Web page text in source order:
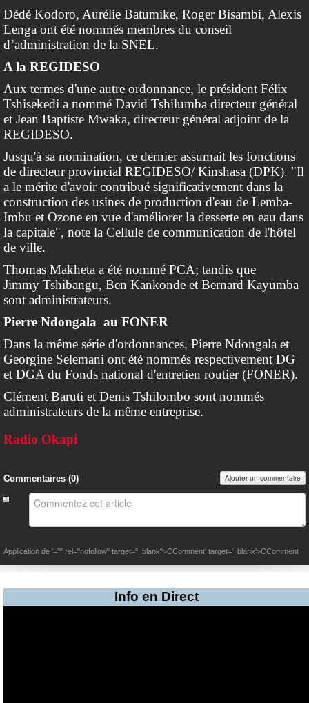
Dédé Kodoro, Aurélie Batumike, Roger Bisambi, Alexis
Lenga ont été nommés membres du conseil
d’administration de la SNEL.
A la REGIDESO
Aux termes d'une autre ordonnance, le président Félix
Tshisekedi a nommé David Tshilumba directeur général
et Jean Baptiste Mwaka, directeur général adjoint de la
REGIDESO.
Jusqu'à sa nomination, ce dernier assumait les fonctions
de directeur provincial REGIDESO/ Kinshasa (DPK). "Il
a le mérite d'avoir contribué significativement dans la
construction des usines de production d'eau de Lemba-
Imbu et Ozone en vue d'améliorer la desserte en eau dans
la capitale", note la Cellule de communication de l'hôtel
de ville.
Thomas Makheta a été nommé PCA; tandis que
Jimmy Tshibangu, Ben Kankonde et Bernard Kayumba
sont administrateurs.
Pierre Ndongala au FONER
Dans la même série d'ordonnances, Pierre Ndongala et
Georgine Selemani ont été nommés respectivement DG
et DGA du Fonds national d'entretien routier (FONER).
Clément Baruti et Denis Tshilombo sont nommés
administrateurs de la même entreprise.
Radio Okapi
Commentaires (0) Ajouter un commentaire
Application de '="" rel="nofollow" target="_blank">CComment' target='_blank'>CComment
Info en Direct